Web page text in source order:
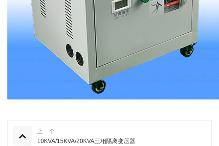
上一个
10KVA/15KVA/20KVA三相隔离变压器